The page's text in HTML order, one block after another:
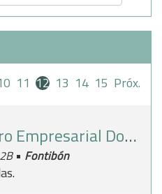
11 12 13 14 15 Próx.
Dorado Plaza
• Fontibón